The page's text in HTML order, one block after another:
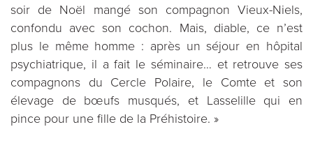
soir de Noël mangé son compagnon Vieux-Niels,
confondu avec son cochon. Mais, diable, ce n’est
plus le même homme : après un séjour en hôpital
psychiatrique, il a fait le séminaire… et retrouve ses
compagnons du Cercle Polaire, le Comte et son
élevage de bœufs musqués, et Lasselille qui en
pince pour une fille de la Préhistoire. »